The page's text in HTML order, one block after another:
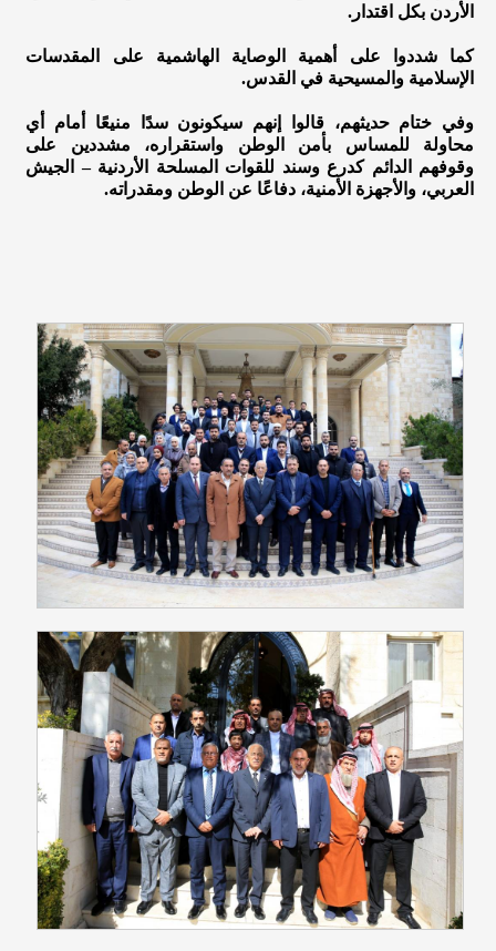
الأردن بكل اقتدار.
كما شددوا على أهمية الوصاية الهاشمية على المقدسات
الإسلامية والمسيحية في القدس.
وفي ختام حديثهم، قالوا إنهم سيكونون سدًا منيعًا أمام أي
محاولة للمساس بأمن الوطن واستقراره، مشددين على
وقوفهم الدائم كدرع وسند للقوات المسلحة الأردنية – الجيش
العربي، والأجهزة الأمنية، دفاعًا عن الوطن ومقدراته.